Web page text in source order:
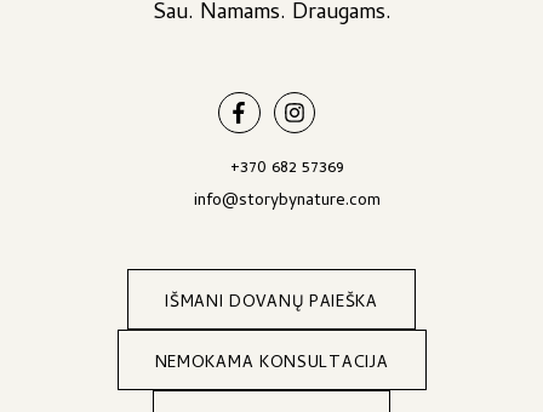
Sau. Namams. Draugams.
+370 682 57369
info@storybynature.com
IŠMANI DOVANŲ PAIEŠKA
NEMOKAMA KONSULTACIJA